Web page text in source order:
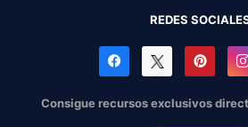
REDES
Consigue recursos exclusivos